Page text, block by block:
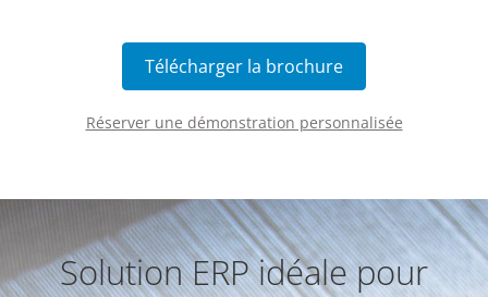
Télécharger la brochure
Réserver une démonstration personnalisée
Solution ERP idéale pour